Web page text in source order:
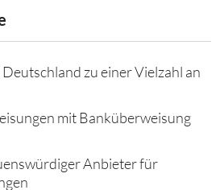
Deutschland zu einer Vielzahl an
mit Banküberweisung
Anbieter für